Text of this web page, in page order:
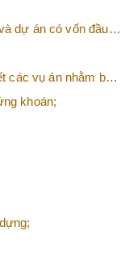
dự án có vốn đầu
các vụ án nhằm bảo
khoán;